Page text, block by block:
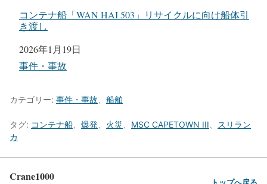
台湾の高雄港沖でコンテナ船が異常な傾き、空のコンテ
ナ6個流出
日付
2023年7月21日
関連理由
事件・事故
コンテナ船「WAN HAI 503」リサイクルに向け船体引
き渡し
日付
2026年1月19日
カテゴリー: